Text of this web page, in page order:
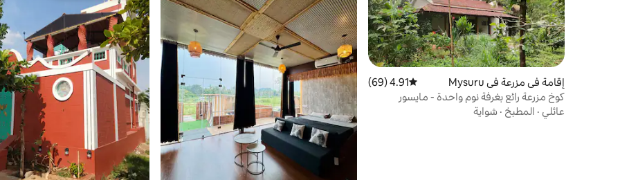
إقامة في مزرعة في Mysuru متوسط التقييم 4.91 من 5، 69 مراجعات
4.91 (69)
كوخ مزرعة رائع بغرفة نوم واحدة - مايسور
عائلي · المطبخ · شواية